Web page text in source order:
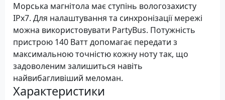
Морська магнітола має ступінь вологозахисту
IPx7. Для налаштування та синхронізації мережі
можна використовувати PartyBus. Потужність
пристрою 140 Ватт допомагає передати з
максимальною точністю кожну ноту так, що
задоволеним залишиться навіть
найвибагливіший меломан.
Характеристики